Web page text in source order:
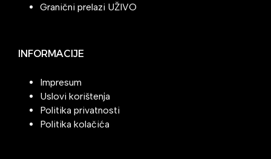
Granični prelazi UŽIVO
INFORMACIJE
Impresum
Uslovi korištenja
Politika privatnosti
Politika kolačića